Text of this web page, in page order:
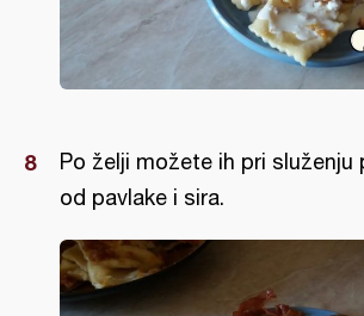
Po želji možete ih pri služenju
od pavlake i sira.